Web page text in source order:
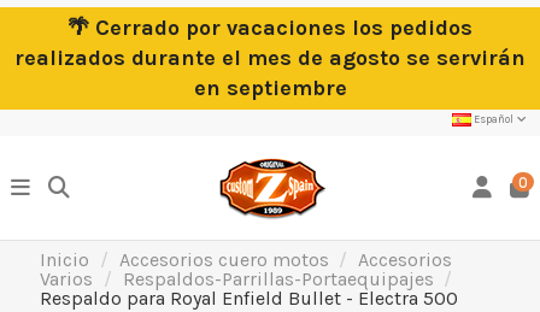
🌴 Cerrado por vacaciones los pedidos
realizados durante el mes de agosto se servirán
en septiembre
Español
0
Inicio Accesorios cuero motos
Accesorios
Varios
Respaldos-Parrillas-Portaequipajes
Respaldo para Royal Enfield Bullet - Electra 500